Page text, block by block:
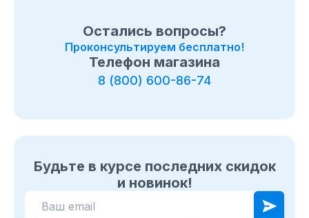
Остались вопросы?
Проконсультируем бесплатно!
Телефон магазина
8 (800) 600-86-74
Будьте в курсе последних скидок
и новинок!